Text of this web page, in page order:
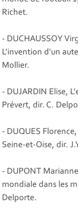
Richet.
- DUCHAUSSOY
L'invention d'un
Mollier.
- DUJARDIN Elise,
Prévert, dir. C.
- DUQUES
Seine-et-Oise, dir.
- DUPONT
mondiale dans les
Delporte.